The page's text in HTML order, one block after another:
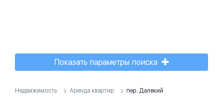
Показать параметры поиска
Недвижимость Аренда квартир пер. Далекий